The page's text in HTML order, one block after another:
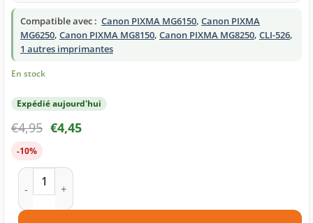
Compatible avec : Canon PIXMA MG6150, Canon PIXMA
MG6250, Canon PIXMA MG8150, Canon PIXMA MG8250, CLI-526,
1 autres imprimantes
En stock
Expédié aujourd'hui
€4,95 €4,45
-10%
quantité de Cartouche d'encre compatible Canon CLI-526GY